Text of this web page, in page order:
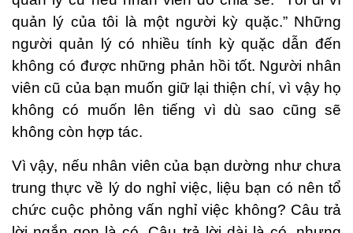
quản lý của tôi là một người kỳ quặc.” Những
người quản lý có nhiều tính kỳ quặc dẫn đến
không có được những phản hồi tốt. Người nhân
viên cũ của bạn muốn giữ lại thiện chí, vì vậy họ
không có muốn lên tiếng vì dù sao cũng sẽ
không còn hợp tác.
Vì vậy, nếu nhân viên của bạn dường như chưa
trung thực về lý do nghỉ việc, liệu bạn có nên tổ
chức cuộc phỏng vấn nghỉ việc không? Câu trả